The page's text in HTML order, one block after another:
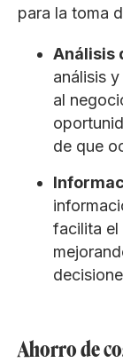
para la toma
Análisis
análisis
al
de que
facilita el
Ahorro de